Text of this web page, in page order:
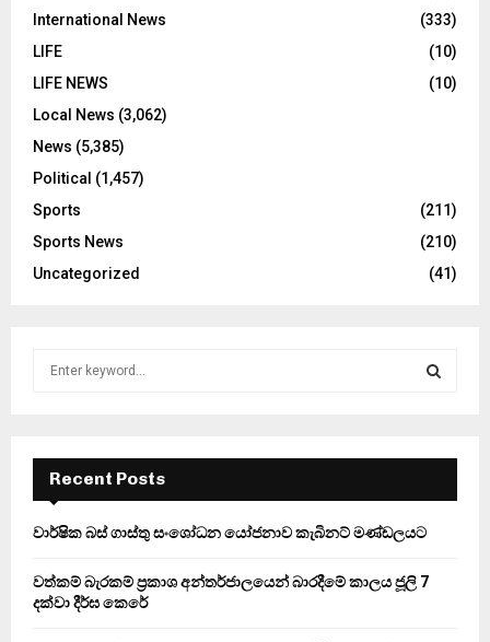
International News
(333)
LIFE
(10)
LIFE NEWS
(10)
Local News (3,062)
News (5,385)
Political (1,457)
Sports
(211)
Sports News
(210)
Uncategorized
(41)
f
r
E
A
Recent Posts
වාර්ෂික බස් ගාස්තු සංශෝධන යෝජනාව කැබිනට් මණ්ඩලයට
වත්කම් බැරකම් ප්‍රකාශ අන්තර්ජාලයෙන් බාරදීමේ කාලය ජූලි 7
දක්වා දීර්ඝ කෙරේ